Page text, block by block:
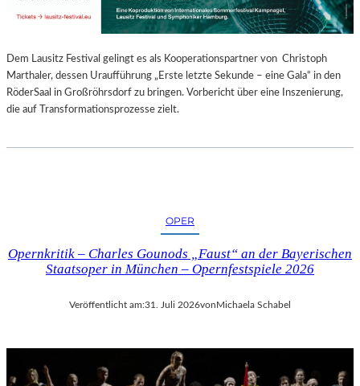
Dem Lausitz Festival gelingt es als Kooperationspartner von Christoph
Marthaler, dessen Uraufführung „Erste letzte Sekunde – eine Gala“ in den
RöderSaal in Großröhrsdorf zu bringen. Vorbericht über eine Inszenierung,
die auf Transformationsprozesse zielt.
OPER
Opernkritik – Charles Gounods „Faust“ an der Bayerischen
Staatsoper in München – Opernfestspiele 2026
Veröffentlicht am:31. Juli 2026vonMichaela Schabel